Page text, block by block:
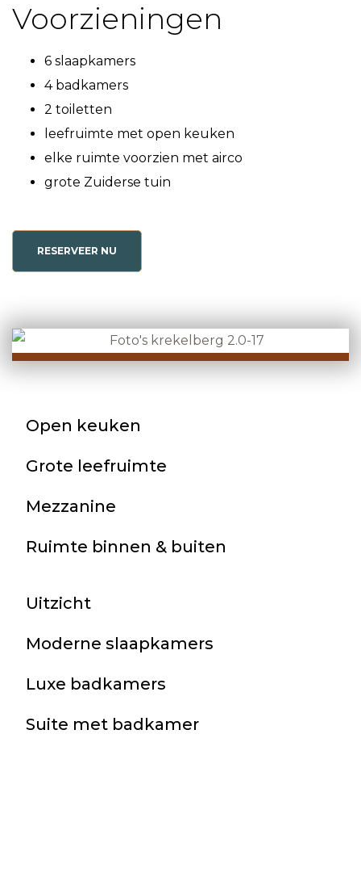
Voorzieningen
6 slaapkamers
4 badkamers
2 toiletten
leefruimte met open keuken
elke ruimte voorzien met airco
grote Zuiderse tuin
RESERVEER NU
Open keuken
Grote leefruimte
Mezzanine
Ruimte binnen & buiten
Uitzicht
Moderne slaapkamers
Luxe badkamers
Suite met badkamer